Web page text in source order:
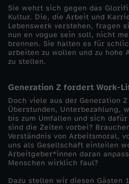
r
a
t
i
o
n
a
r
Sie wehrt sich gegen das
Kultur. Die, die Arbeit und
Lebenswerk verstehen, fragen
nun en vogue sein soll, nicht
brennen. Sie halten es für
arbeiten zu wollen und zu hohe
zu stellen.
Generation Z fordert Work-
Doch viele aus der Generation
Überstunden, Unterbezahlung,
bis zum Umfallen und sich
sind die Zeiten vorbei?
Verständnis von Arbeitsmoral,
uns als Gesellschaft einteilen
Arbeitgeber*innen daran
Menschen wirklich faul?
Dazu stellen wir diesen Gästen